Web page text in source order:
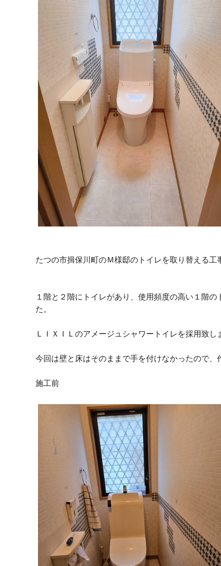
たつの市揖保川町のＭ様邸のトイレを取り替える工
１階と２階にトイレがあり、使用頻度の高い１階
た。
ＬＩＸＩＬのアメージュシャワートイレを採用致し
今回は壁と床はそのままで手を付けなかったので
施工前